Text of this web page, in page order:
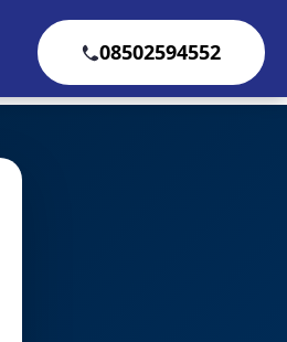
08502594552